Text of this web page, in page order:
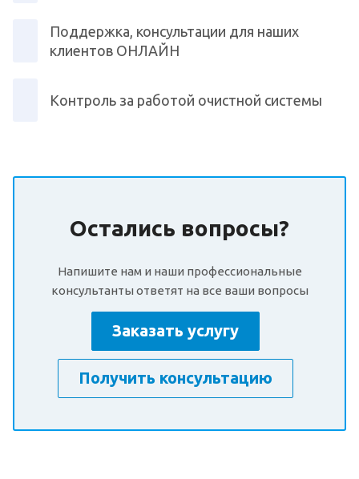
Поддержка, консультации для наших
клиентов ОНЛАЙН
Контроль за работой очистной системы
Остались вопросы?
Напишите нам и наши профессиональные
консультанты ответят на все ваши вопросы
Заказать услугу
Получить консультацию